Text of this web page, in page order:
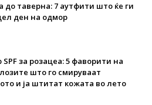
до таверна: 7 аутфити што ќе ги
ден на одмор
SPF за розацеа: 5 фаворити на
што го смируваат
и ја штитат кожата во лето